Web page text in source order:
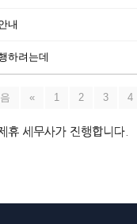
내
하려는데
« 1 2 3 4
휴 세무사가 진행합니다.